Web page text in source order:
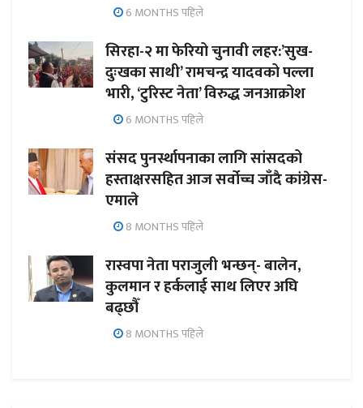
6 MONTHS पहिले
सिरहा-२ मा फेरियो चुनावी लहर:’सुख-
दुःखका साथी’ रामचन्द्र यादवको पल्ला
भारी, ‘टुरिस्ट नेता’ विरुद्ध जनआक्रोश
6 MONTHS पहिले
संसद पुनर्स्थापनाका लागि सांसदको
हस्ताक्षरसहित आज सर्वोच्च जाँदै कांग्रेस-
एमाले
8 MONTHS पहिले
रास्वपा नेता पराजुली भन्छन्- बालेन,
कुलमान र हर्कलाई साथ लिएर अघि
बढ्छौँ
8 MONTHS पहिले